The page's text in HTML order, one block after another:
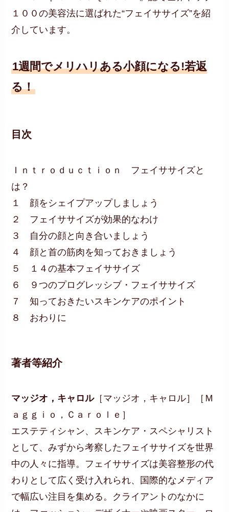
１００の美容法に選ばれた“フェイササイズ”を紹
介しています。
1週間でメリハリある小顔になる!若返
る！
目次
Ｉｎｔｒｏｄｕｃｔｉｏｎ フェイササイズと
は？
１ 顔をシェイプアップしましょう
２ フェイササイズが効果的なわけ
３ 自分の顔と向き合いましょう
４ 顔と首の筋肉を知っておきましょう
５ １４の基本フェイササイズ
６ ９つのプログレッシブ・フェイササイズ
７ 知っておきたいスキンケアのポイント
８ おわりに
著者等紹介
マッジオ，キャロル［マッジオ，キャロル］［Ｍ
ａｇｇｉｏ，Ｃａｒｏｌｅ］
エステティシャン、スキンケア・スペシャリスト
として、みずから考察したフェイササイズを世界
中の人々に指導。フェイササイズは美容整形の代
わりとして広く受け入れられ、国際的なメディア
で幅広い注目を集める。クライアントのなかに